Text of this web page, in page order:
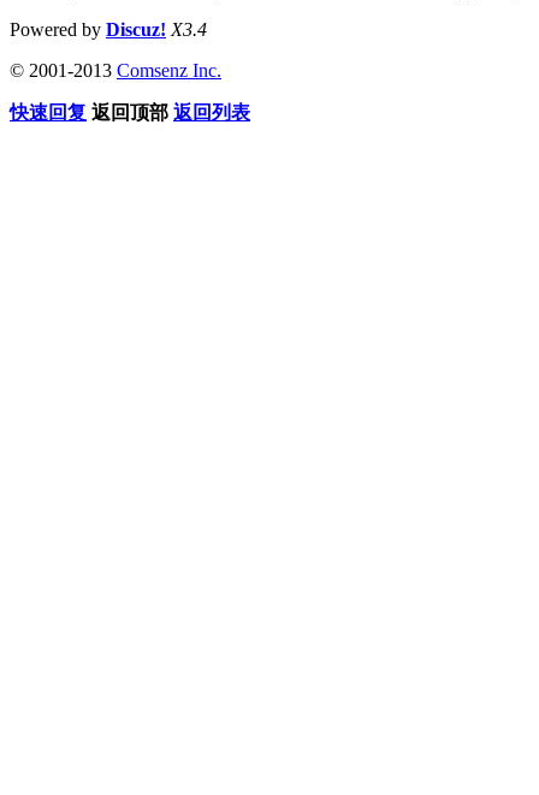
Powered by Discuz! X3.4
© 2001-2013 Comsenz Inc.
快速回复 返回顶部 返回列表